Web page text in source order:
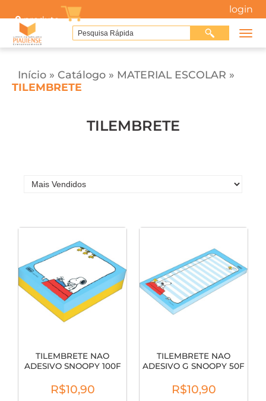
0produto
login
Início » Catálogo » MATERIAL ESCOLAR »
TILEMBRETE
TILEMBRETE
TILEMBRETE NAO
ADESIVO SNOOPY 100F
R$10,90
TILEMBRETE NAO
ADESIVO G SNOOPY 50F
R$10,90